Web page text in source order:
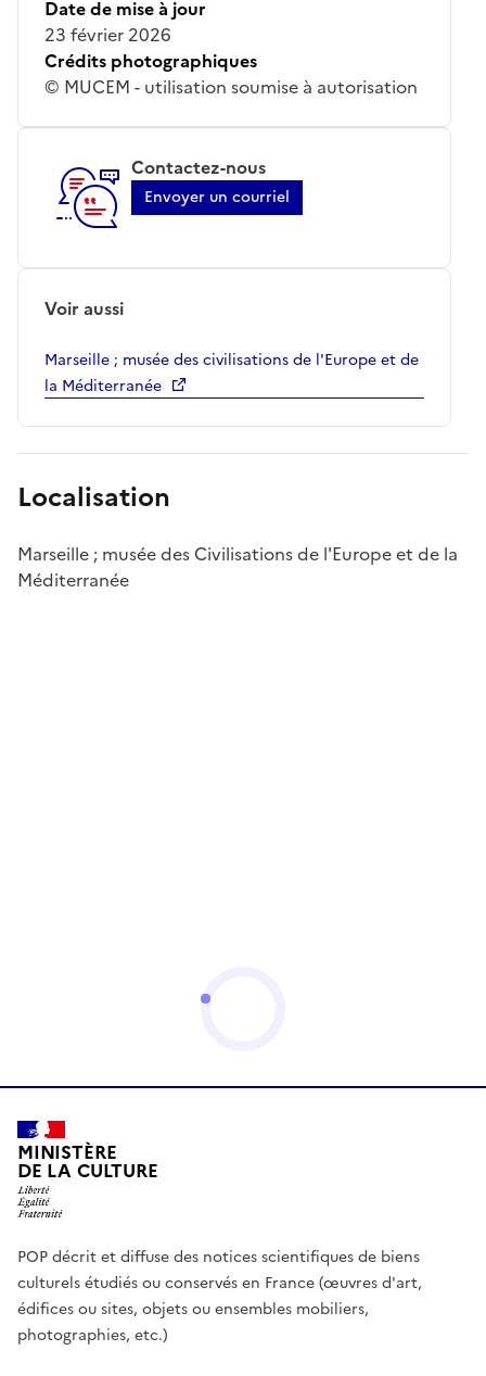
Date de mise à jour
23 février 2026
Crédits photographiques
© MUCEM - utilisation soumise à autorisation
Contactez-nous
Envoyer un courriel
Voir aussi
Marseille ; musée des civilisations de l'Europe et de
la Méditerranée
Localisation
Marseille ; musée des Civilisations de l'Europe et de la
Méditerranée
MINISTÈRE
DE LA CULTURE
POP décrit et diffuse des notices scientifiques de biens
culturels étudiés ou conservés en France (œuvres d'art,
édifices ou sites, objets ou ensembles mobiliers,
photographies, etc.)